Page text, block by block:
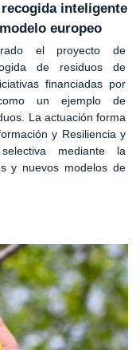
inteligente
europeo
el proyecto de
de residuos de
financiadas por
un ejemplo de
La actuación forma
y Resiliencia y
mediante la
y nuevos modelos de